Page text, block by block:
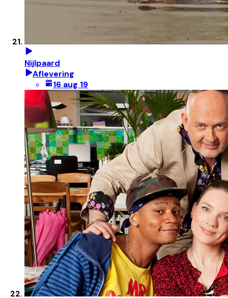
Nijlpaard
Aflevering
16 aug 19